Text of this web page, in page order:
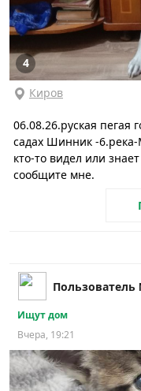
4
Киров
06.08.26.руская пегая
садах Шинник -
кто-то видел или
сообщите мне.
Пользователь
Ищут дом
Вчера, 19:21